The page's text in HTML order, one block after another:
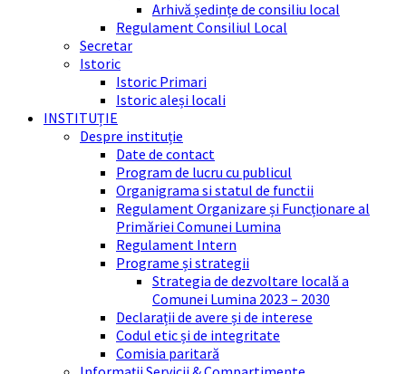
Arhivă ședințe de consiliu local
Regulament Consiliul Local
Secretar
Istoric
Istoric Primari
Istoric aleși locali
INSTITUȚIE
Despre instituție
Date de contact
Program de lucru cu publicul
Organigrama si statul de functii
Regulament Organizare și Funcționare al
Primăriei Comunei Lumina
Regulament Intern
Programe și strategii
Strategia de dezvoltare locală a
Comunei Lumina 2023 – 2030
Declarații de avere și de interese
Codul etic și de integritate
Comisia paritară